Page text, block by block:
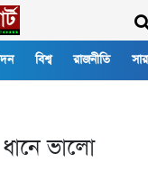
বিশ্ব রাজনীতি
ভালো